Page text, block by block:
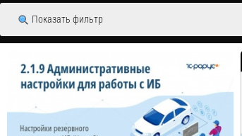
Показать фильтр